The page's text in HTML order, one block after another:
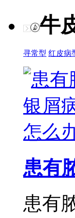
牛
寻常型 红皮病
患有
患有